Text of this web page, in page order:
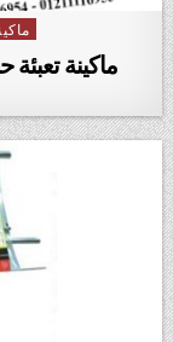
in
ماكينة